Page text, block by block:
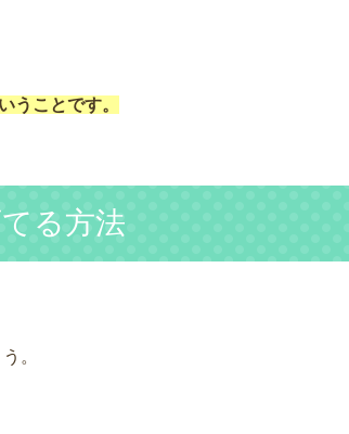
うことです。
る方法
。